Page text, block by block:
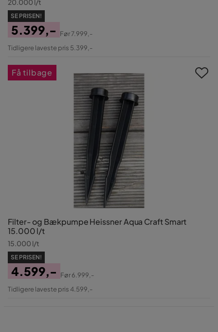
SE PRISEN!
Pris
5.399,-
Original
Før7.999,-
Tidligere laveste pris 5.399,-
Filter- og Bækpumpe Heissner Aqua Craft Smart
15.000 l/t
15.000 l/t
SE PRISEN!
Pris
4.599,-
Original
Før6.999,-
Tidligere laveste pris 4.599,-
Få tilbage